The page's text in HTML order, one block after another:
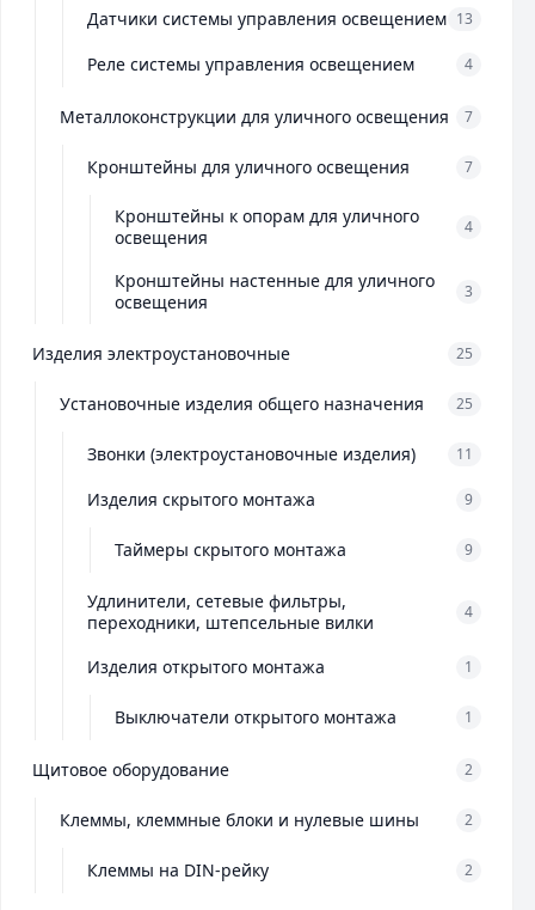
Датчики системы управления освещением 13
Реле системы управления освещением 4
Металлоконструкции для уличного освещения 7
Кронштейны для уличного освещения 7
Кронштейны к опорам для уличного
освещения
4
Кронштейны настенные для уличного
освещения
3
Изделия электроустановочные 25
Установочные изделия общего назначения 25
Звонки (электроустановочные изделия) 11
Изделия скрытого монтажа 9
Таймеры скрытого монтажа 9
Удлинители, сетевые фильтры,
переходники, штепсельные вилки
4
Изделия открытого монтажа 1
Выключатели открытого монтажа 1
Щитовое оборудование 2
Клеммы, клеммные блоки и нулевые шины 2
Клеммы на DIN-рейку 2